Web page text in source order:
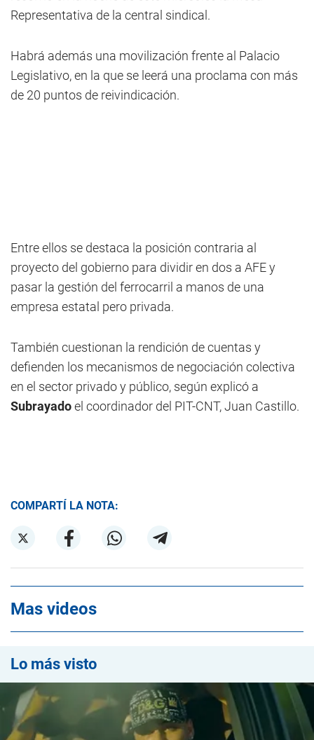
Representativa de la central sindical.
Habrá además una movilización frente al Palacio
Legislativo, en la que se leerá una proclama con más
de 20 puntos de reivindicación.
Entre ellos se destaca la posición contraria al
proyecto del gobierno para dividir en dos a AFE y
pasar la gestión del ferrocarril a manos de una
empresa estatal pero privada.
También cuestionan la rendición de cuentas y
defienden los mecanismos de negociación colectiva
en el sector privado y público, según explicó a
Subrayadoel coordinador del PIT-CNT, Juan Castillo.
COMPARTÍ LA NOTA:
Mas videos
Lo más visto